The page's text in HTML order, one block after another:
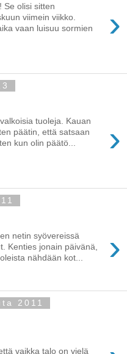
›
Se olisi sitten
viimein viikko.
vaan luisuu sormien
›
tuoleja. Kauan
päätin, että satsaan
kun olin päätö...
›
netin syövereissä
Kenties jonain päivänä,
nähdään kot...
2011
vaikka talo on vielä